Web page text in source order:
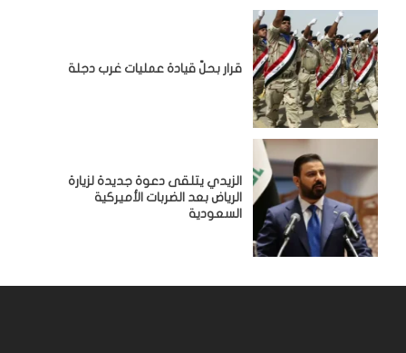
قرار بحلّ قيادة عمليات غرب دجلة
الزيدي يتلقى دعوة جديدة لزيارة
الرياض بعد الضربات الأميركية
السعودية